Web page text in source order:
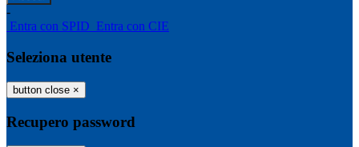
-
Entra con SPID Entra con CIE
Seleziona utente
button close ×
Recupero password